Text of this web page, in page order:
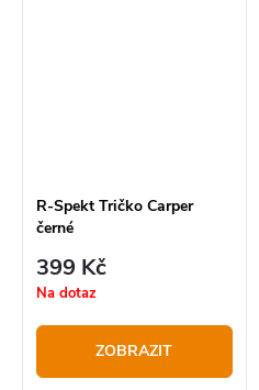
R-Spekt Tričko Carper
černé
399 Kč
Na dotaz
ZOBRAZIT